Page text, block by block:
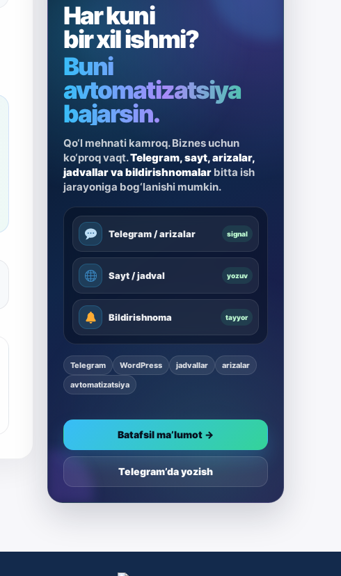
Har kuni
bir xil ishmi?
Buni
avtomatizatsiya
bajarsin.
Qo‘l mehnati kamroq. Biznes uchun
ko‘proq vaqt.Telegram, sayt, arizalar,
jadvallar va bildirishnomalar bitta ish
jarayoniga bog‘lanishi mumkin.
Telegram / arizalar signal
Sayt / jadval yozuv
Bildirishnoma tayyor
Telegram WordPress jadvallar
arizalar
avtomatizatsiya
Batafsil ma’lumot →
Telegram’da yozish